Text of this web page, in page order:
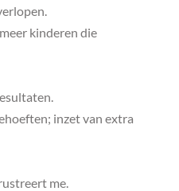
kinderen die
inzet van extra
me.